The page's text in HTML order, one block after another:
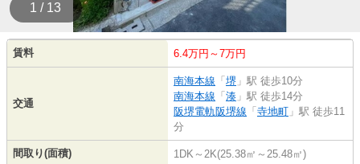
1 / 13
賃料 6.4万円～7万円
交通
南海本線 「 堺 」駅 徒歩10分
南海本線 「 湊 」駅 徒歩14分
阪堺電軌阪堺線 「 寺地町 」駅 徒歩11
分
間取り(面積) 1DK～2K(25.38㎡～25.48㎡)